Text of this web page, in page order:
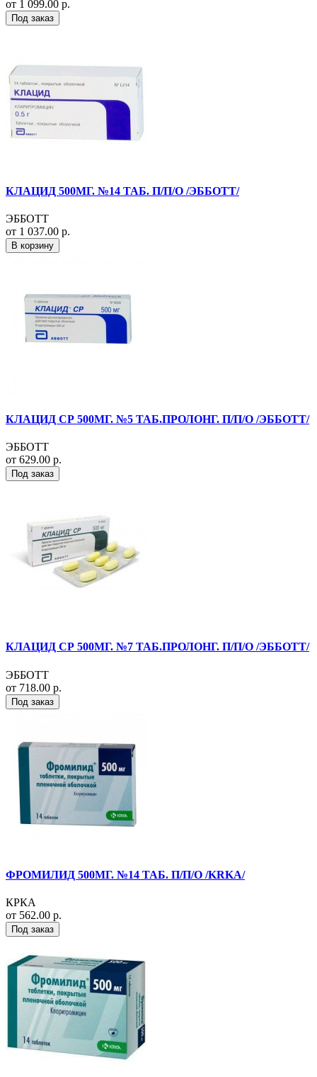
от 1 099.00 р.
Под заказ
КЛАЦИД 500МГ. №14 ТАБ. П/П/О /ЭББОТТ/
ЭББОТТ
от 1 037.00 р.
В корзину
КЛАЦИД СР 500МГ. №5 ТАБ.ПРОЛОНГ. П/П/О /ЭББОТТ/
ЭББОТТ
от 629.00 р.
Под заказ
КЛАЦИД СР 500МГ. №7 ТАБ.ПРОЛОНГ. П/П/О /ЭББОТТ/
ЭББОТТ
от 718.00 р.
Под заказ
ФРОМИЛИД 500МГ. №14 ТАБ. П/П/О /KRKA/
КРКА
от 562.00 р.
Под заказ